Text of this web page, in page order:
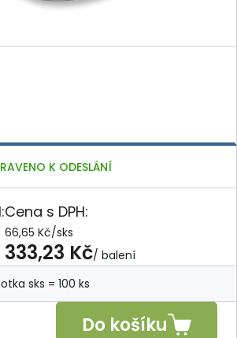
K ODESLÁNÍ
Cena s DPH:
66,65 Kč/sks
333,23 Kč/ balení
sks = 100 ks
Do košíku